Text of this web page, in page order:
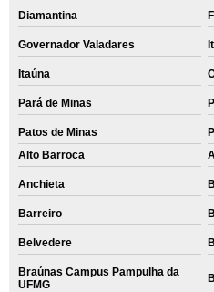
Diamantina
Governador Valadares
Itaúna
Pará de Minas
Patos de Minas
Alto Barroca
Anchieta
Barreiro
Belvedere
Braúnas Campus Pampulha da
UFMG